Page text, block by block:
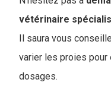
vétérinaire
Il saura vous
varier les proies
dosages.